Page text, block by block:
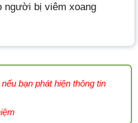
người bị viêm xoang
bạn phát hiện thông tin